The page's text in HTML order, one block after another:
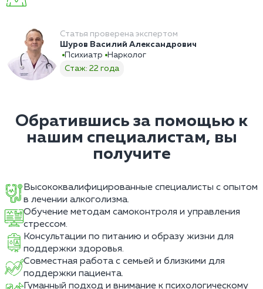
Статья проверена экспертом
Шуров Василий Александрович
Психиатр
Нарколог
Стаж: 22 года
Обратившись за помощью к
нашим специалистам, вы
получите
Высококвалифицированные специалисты с опытом
в лечении алкоголизма.
Обучение методам самоконтроля и управления
стрессом.
Консультации по питанию и образу жизни для
поддержки здоровья.
Совместная работа с семьей и близкими для
поддержки пациента.
Гуманный подход и внимание к психологическому